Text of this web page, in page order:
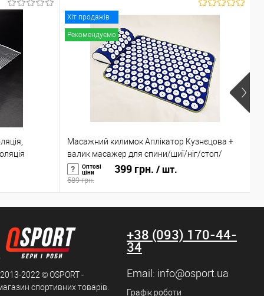
0001)
Хіт продажів
Рекомендуємо
Масажний килимок Аплікатор Кузнєцова +
валик масажер для спини/шиї/ніг/стоп/
голови/тіла OSPORT (n-0002)
Оптові
ціни 399 грн. / шт.
589 грн.
2022 © OSPORT -
спортивних товарів.
+38 (093) 170-44-
34
Email: info@osport.ua
Графік роботи